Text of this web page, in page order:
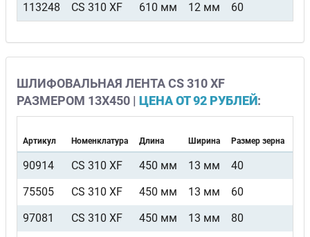
113248 CS 310 XF 610 мм 12 мм 60
ШЛИФОВАЛЬНАЯ ЛЕНТА CS 310 XF
РАЗМЕРОМ 13Х450 | ЦЕНА ОТ 92 РУБЛЕЙ:
Артикул Номенклатура Длина Ширина Размер зерна
90914 CS 310 XF 450 мм 13 мм 40
75505
CS 310 XF 450 мм 13 мм 60
97081
CS 310 XF 450 мм 13 мм 80